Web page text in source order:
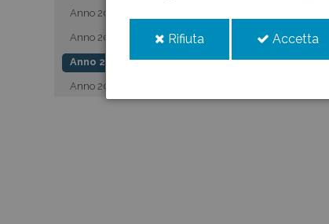
Rifiuta Accetta
Anno 2023
Anno 2024
Anno 2025
Anno 2026